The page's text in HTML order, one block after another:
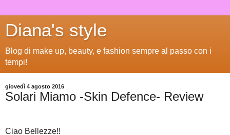
Diana's style
Blog di make up, beauty, e fashion sempre al passo con i
tempi!
giovedì 4 agosto 2016
Solari Miamo -Skin Defence- Review
Ciao Bellezze!!